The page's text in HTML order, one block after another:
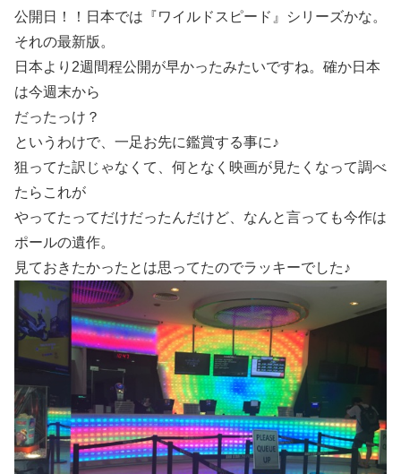
公開日！！日本では『ワイルドスピード』シリーズかな。
それの最新版。
日本より2週間程公開が早かったみたいですね。確か日本
は今週末から
だったっけ？
というわけで、一足お先に鑑賞する事に♪
狙ってた訳じゃなくて、何となく映画が見たくなって調べ
たらこれが
やってたってだけだったんだけど、なんと言っても今作は
ポールの遺作。
見ておきたかったとは思ってたのでラッキーでした♪